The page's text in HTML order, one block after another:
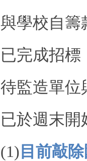
與學校自籌
已完成招標
待監造單位
已於週末開
(1) 目前敲